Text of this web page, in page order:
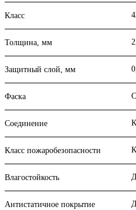
Класс
Толщина, мм
Защитный слой, мм
Фаска
Соединение
Класс пожаробезопасности
Влагостойкость
Антистатичное покрытие